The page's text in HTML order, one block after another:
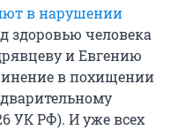
в нарушении
здоровью человека
и Евгению
в похищении
УК РФ). И уже всех